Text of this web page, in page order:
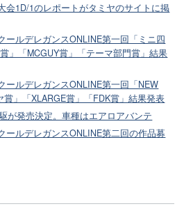
会1D/1のレポートがタミヤのサイトに掲
ールデレガンスONLINE第一回「ミニ四
」「MCGUY賞」「テーマ部門賞」結果
ールデレガンスONLINE第一回「NEW
」「XLARGE賞」「FDK賞」結果発表
が発売決定。車種はエアロアバンテ
ールデレガンスONLINE第二回の作品募